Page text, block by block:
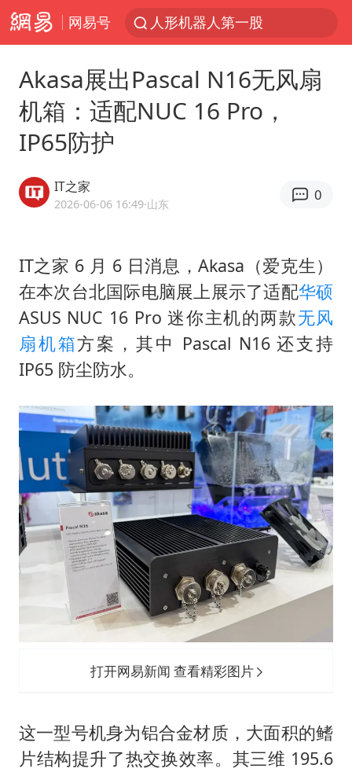
网易号
人形机器人第一股
上海地铁4条线路全线停运
白海豚路径图
武汉3名城管协管员殴打摊主被刑拘
律师谈贾冰私人饭局被偷拍
男子结婚8年3个女儿都不是亲生
面对面丨蔡磊：与渐冻症抗争 纵使不敌 也不屈服
5万小车卖不动 微型代步车集体遇冷
梅婷12岁女儿百花奖发言
加沙约14万栋建筑被完全摧毁
从科技创新看开局起步的时与势
Akasa展出Pascal N16无风扇
机箱：适配NUC 16 Pro，
IP65防护
IT之家
2026-06-06 16:49·山东
0
IT之家 6 月 6 日消息，Akasa（爱克生）
在本次台北国际电脑展上展示了适配华硕
ASUS NUC 16 Pro 迷你主机的两款无风
扇机箱方案，其中 Pascal N16 还支持
IP65 防尘防水。
打开网易新闻 查看精彩图片
这一型号机身为铝合金材质，大面积的鳍
片结构提升了热交换效率。其三维 195.6